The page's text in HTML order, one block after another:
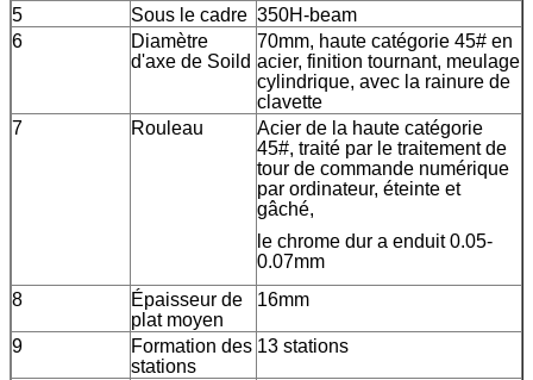
5 Sous le cadre 350H-beam
6
Diamètre
d'axe de Soild
70mm, haute catégorie 45# en
acier, finition tournant, meulage
cylindrique, avec la rainure de
clavette
7
Rouleau
Acier de la haute catégorie
45#, traité par le traitement de
tour de commande numérique
par ordinateur, éteinte et
gâché,
le chrome dur a enduit 0.05-
0.07mm
8
Épaisseur de
plat moyen
16mm
9
Formation des
stations
13 stations